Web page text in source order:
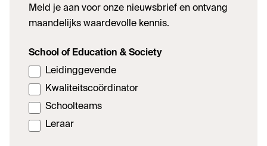
Meld je aan voor onze nieuwsbrief en ontvang
maandelijks waardevolle kennis.
School of Education & Society
Leidinggevende
Kwaliteitscoördinator
Schoolteams
Leraar